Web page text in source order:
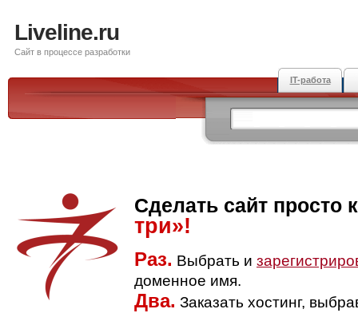
Liveline.ru
Сайт в процессе разработки
IT-работа
Сделать сайт просто
три»!
Раз. Выбрать и
доменное имя.
Два. Заказать хостинг,